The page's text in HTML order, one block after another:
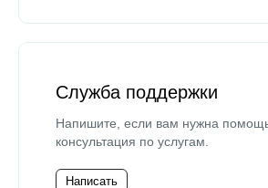
Служба поддержки
Напишите, если вам нужна
консультация по услугам.
Написать